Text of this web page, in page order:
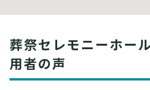
葬祭セレモニーホー
用者の声